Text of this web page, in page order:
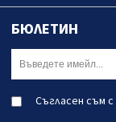
БЮЛЕТИН
Съгласен съм с